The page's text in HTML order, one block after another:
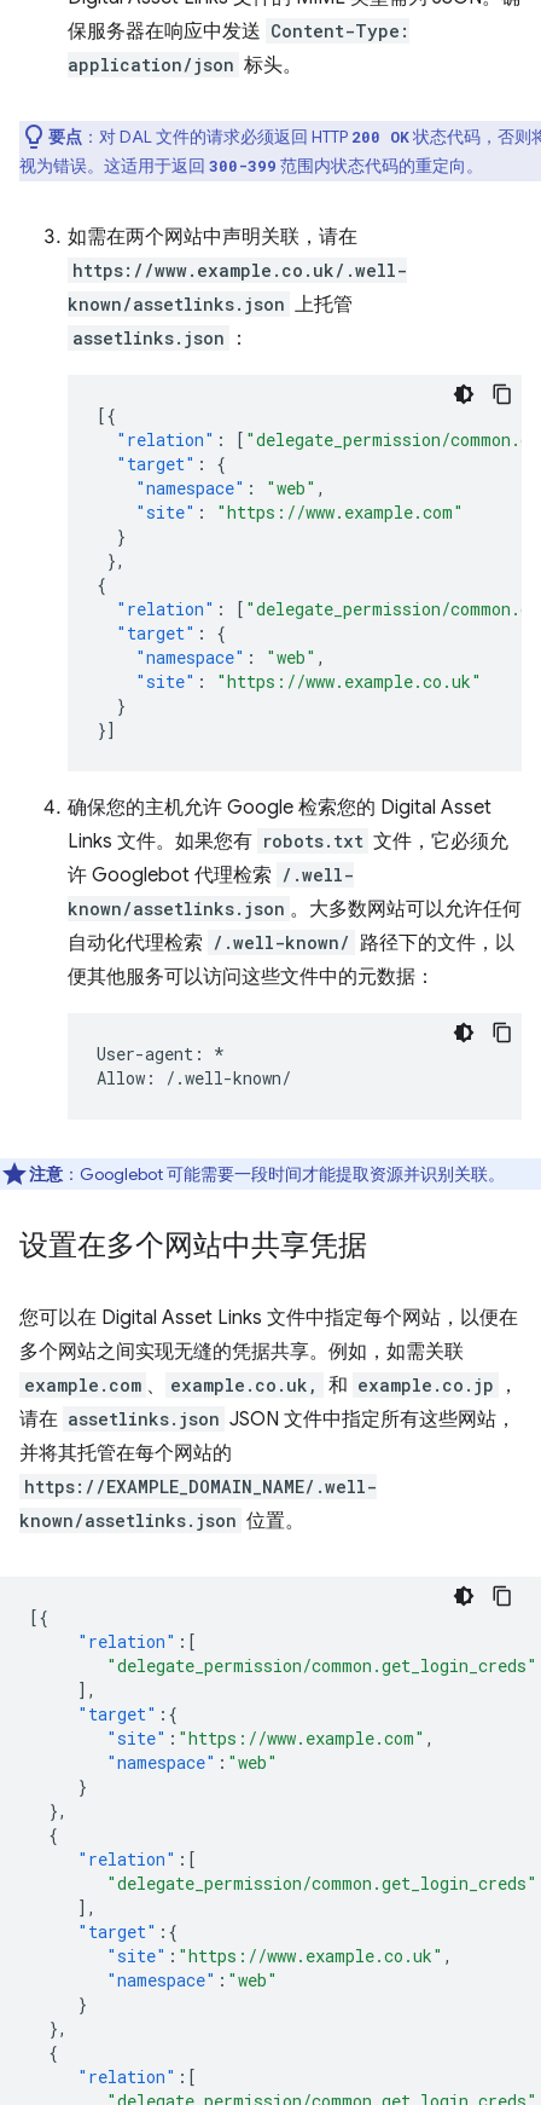
保服务器在响应中发送 Content-Type:
application/json 标头。
要点 ：对 DAL 文件的请求必须返回 HTTP 200 OK状态代码，否则
视为错误。这适用于返回 300-399 范围内状态代码的重定向。
如需在两个网站中声明关联，请在
https://www.example.co.uk/.well-
known/assetlinks.json 上托管
assetlinks.json ：
[{
"relation" : [ "delegate_permission/
"target" :
{
"namespace" : "web" ,
"site" :
"https://www.example.com"
}
},
{
"relation" : [ "delegate_permission/
"target" :
{
"namespace" : "web" ,
"site" :
"https://www.example.co.uk"
}
}]
确保您的主机允许 Google 检索您的 Digital Asset
Links 文件。如果您有 robots.txt 文件，它必须允
许 Googlebot 代理检索 /.well-
known/assetlinks.json 。大多数网站可以允许任何
自动化代理检索 /.well-known/ 路径下的文件，以
便其他服务可以访问这些文件中的元数据：
User-agent: *
注意 ：Googlebot 可能需要一段时间才能提取资源并识别关联。
设置在多个网站中共享凭据
您可以在 Digital Asset Links 文件中指定每个网站，以便在
多个网站之间实现无缝的凭据共享。例如，如需关联
example.com 、 example.co.uk, 和 example.co.jp
，
请在 assetlinks.json JSON 文件中指定所有这些网站，
并将其托管在每个网站的
https://EXAMPLE_DOMAIN_NAME/.well-
known/assetlinks.json 位置。
[{
"relation" :[
"delegate_permission/common.get_login_creds"
],
"target" :{
"site" : "https://www.example.com" ,
"namespace" : "web"
}
},
{
"relation" :[
"delegate_permission/common.get_login_creds"
],
"target" :{
"site" : "https://www.example.co.uk" ,
"namespace" : "web"
}
},
{
"relation" :[